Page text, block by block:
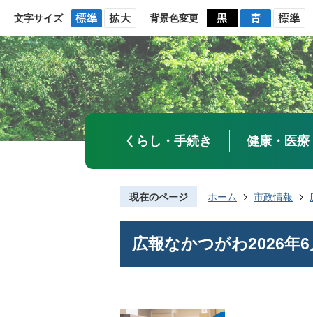
文字サイズ 背景色変更
くらし・手続き 健康・医療
現在のページ ホーム 市政情報
広報なかつがわ2026年6